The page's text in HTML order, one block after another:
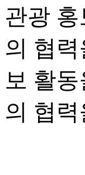
관광
의 협
보 활
의 협